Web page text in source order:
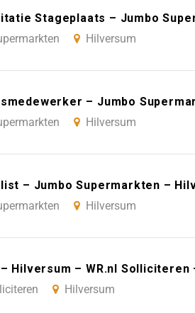
Stageplaats – Jumbo
Hilversum
– Jumbo
Hilversum
– Jumbo Supermarkten –
Hilversum
Hilversum – WR.nl Solliciteren
Hilversum